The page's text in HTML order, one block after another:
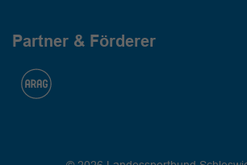
Partner & Förderer